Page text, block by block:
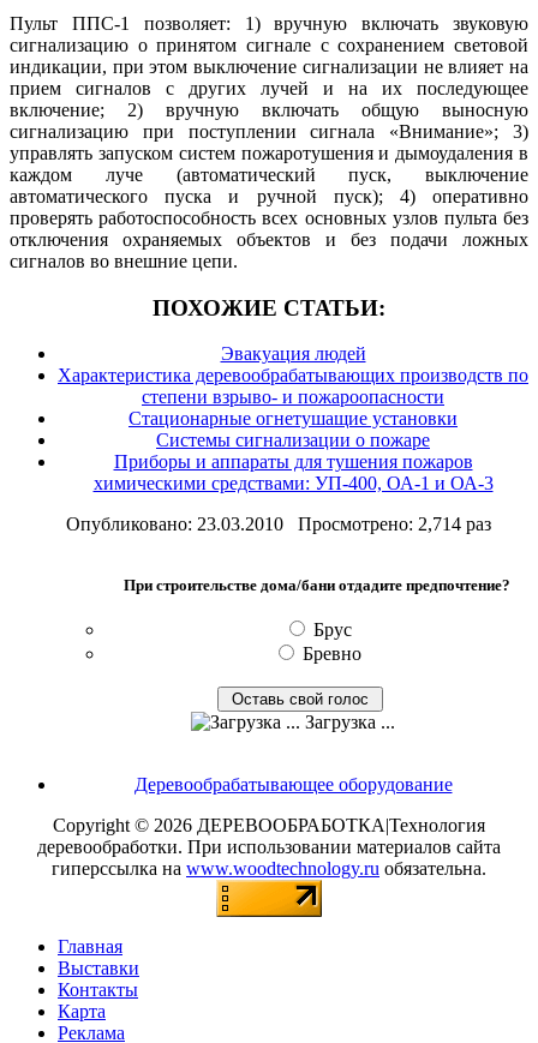
Пульт ППС-1 позволяет: 1) вручную включать звуковую
сигнализацию о принятом сигнале с сохранением световой
индикации, при этом выключение сигнализации не влияет на
прием сигналов с других лучей и на их последующее
включение; 2) вручную включать общую выносную
сигнализацию при поступлении сигнала «Внимание»; 3)
управлять запуском систем пожаротушения и дымоудаления в
каждом луче (автоматический пуск, выключение
автоматического пуска и ручной пуск); 4) оперативно
проверять работоспособность всех основных узлов пульта без
отключения охраняемых объектов и без подачи ложных
сигналов во внешние цепи.
ПОХОЖИЕ СТАТЬИ:
Эвакуация людей
Характеристика деревообрабатывающих производств по
степени взрыво- и пожароопасности
Стационарные огнетушащие установки
Системы сигнализации о пожаре
Приборы и аппараты для тушения пожаров
химическими средствами: УП-400, ОА-1 и ОА-3
Опубликовано: 23.03.2010 Просмотрено: 2,714 раз
При строительстве дома/бани отдадите предпочтение?
Брус
Бревно
Загрузка ...
Деревообрабатывающее оборудование
Copyright © 2026 ДЕРЕВООБРАБОТКА|Технология
деревообработки. При использовании материалов сайта
гиперссылка на www.woodtechnology.ru обязательна.
Главная
Выставки
Контакты
Карта
Реклама